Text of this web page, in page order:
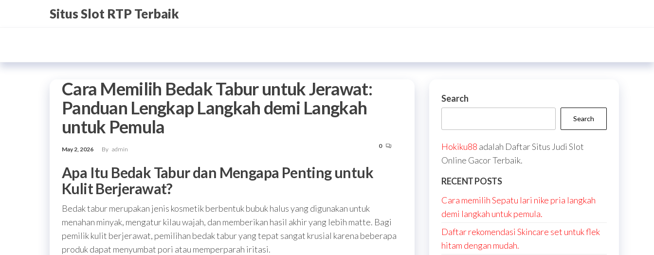
Situs Slot RTP Terbaik
Cara Memilih Bedak Tabur untuk Jerawat:
Panduan Lengkap Langkah demi Langkah
untuk Pemula
May 2, 2026 By admin 0
Apa Itu Bedak Tabur dan Mengapa Penting untuk
Kulit Berjerawat?
Bedak tabur merupakan jenis kosmetik berbentuk bubuk halus yang digunakan untuk
menahan minyak, mengatur kilau wajah, dan memberikan hasil akhir yang lebih matte. Bagi
pemilik kulit berjerawat, pemilihan bedak tabur yang tepat sangat krusial karena beberapa
produk dapat menyumbat pori atau memperparah iritasi.
Search
Search
Hokiku88 adalah Daftar Situs Judi Slot
Online Gacor Terbaik.
RECENT POSTS
Cara memilih Sepatu lari nike pria langkah
demi langkah untuk pemula.
Daftar rekomendasi Skincare set untuk flek
hitam dengan mudah.